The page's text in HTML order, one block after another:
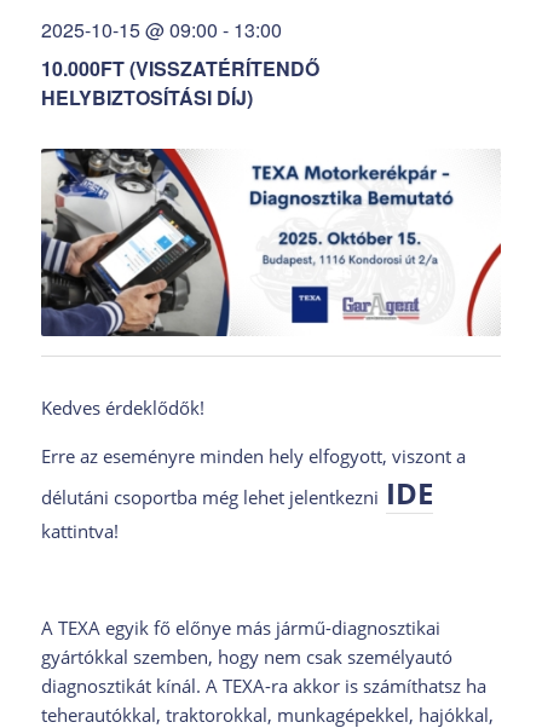
2025-10-15 @ 09:00 - 13:00
10.000FT (VISSZATÉRÍTENDŐ
HELYBIZTOSÍTÁSI DÍJ)
Kedves érdeklődők!
Erre az eseményre minden hely elfogyott, viszont a
délutáni csoportba még lehet jelentkezni IDE
kattintva!
A TEXA egyik fő előnye más jármű-diagnosztikai
gyártókkal szemben, hogy nem csak személyautó
diagnosztikát kínál. A TEXA-ra akkor is számíthatsz ha
teherautókkal, traktorokkal, munkagépekkel, hajókkal,